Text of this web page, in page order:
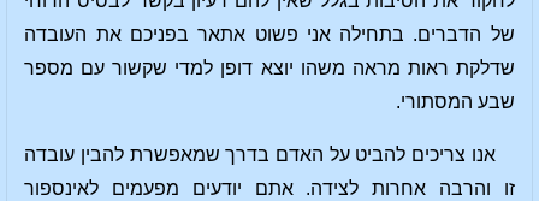
של הדברים. בתחילה אני פשוט אתאר בפניכם את העובדה
שדלקת ראות מראה משהו יוצא דופן למדי שקשור עם מספר
שבע המסתורי.
אנו צריכים להביט על האדם בדרך שמאפשרת להבין עובדה
זו והרבה אחרות לצידה. אתם יודעים מפעמים לאינספור